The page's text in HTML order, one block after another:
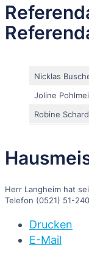
Nicklas
Joline
Robine
Herr Langheim hat
Telefon (0521) 51-
Drucken
E-Mail